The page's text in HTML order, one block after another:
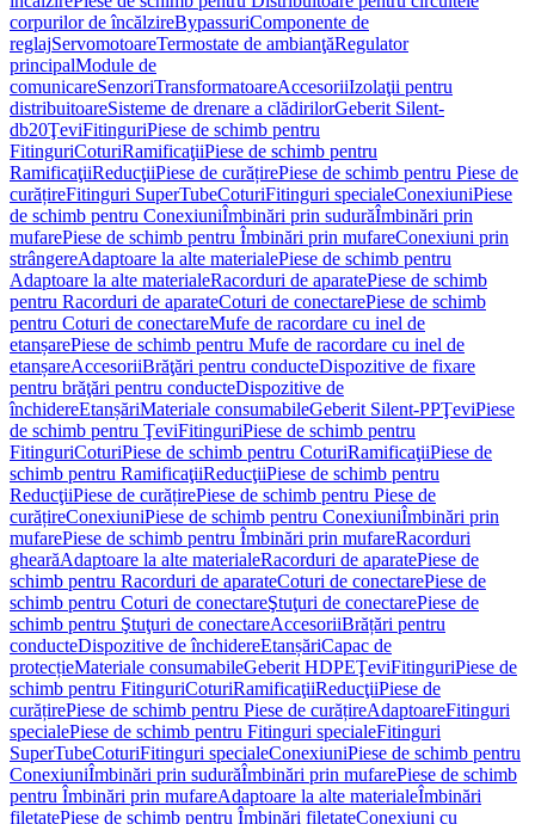
corpurilor de încălzireBypassuriComponente de
reglajServomotoareTermostate de ambianţăRegulator
principalModule de
comunicareSenzoriTransformatoareAccesoriiIzolaţii pentru
distribuitoareSisteme de drenare a clădirilorGeberit Silent-
db20ŢeviFitinguriPiese de schimb pentru
FitinguriCoturiRamificaţiiPiese de schimb pentru
RamificaţiiReducţiiPiese de curățirePiese de schimb pentru Piese de
curățireFitinguri SuperTubeCoturiFitinguri specialeConexiuniPiese
de schimb pentru ConexiuniÎmbinări prin sudurăÎmbinări prin
mufarePiese de schimb pentru Îmbinări prin mufareConexiuni prin
strângereAdaptoare la alte materialePiese de schimb pentru
Adaptoare la alte materialeRacorduri de aparatePiese de schimb
pentru Racorduri de aparateCoturi de conectarePiese de schimb
pentru Coturi de conectareMufe de racordare cu inel de
etanșarePiese de schimb pentru Mufe de racordare cu inel de
etanșareAccesoriiBrăţări pentru conducteDispozitive de fixare
pentru brăţări pentru conducteDispozitive de
închidereEtanșăriMateriale consumabileGeberit Silent-PPŢeviPiese
de schimb pentru ŢeviFitinguriPiese de schimb pentru
FitinguriCoturiPiese de schimb pentru CoturiRamificaţiiPiese de
schimb pentru RamificaţiiReducţiiPiese de schimb pentru
ReducţiiPiese de curățirePiese de schimb pentru Piese de
curățireConexiuniPiese de schimb pentru ConexiuniÎmbinări prin
mufarePiese de schimb pentru Îmbinări prin mufareRacorduri
ghearăAdaptoare la alte materialeRacorduri de aparatePiese de
schimb pentru Racorduri de aparateCoturi de conectarePiese de
schimb pentru Coturi de conectareŞtuţuri de conectarePiese de
schimb pentru Ştuţuri de conectareAccesoriiBrățări pentru
conducteDispozitive de închidereEtanșăriCapac de
protecțieMateriale consumabileGeberit HDPEŢeviFitinguriPiese de
schimb pentru FitinguriCoturiRamificaţiiReducţiiPiese de
curățirePiese de schimb pentru Piese de curățireAdaptoareFitinguri
specialePiese de schimb pentru Fitinguri specialeFitinguri
SuperTubeCoturiFitinguri specialeConexiuniPiese de schimb pentru
ConexiuniÎmbinări prin sudurăÎmbinări prin mufarePiese de schimb
pentru Îmbinări prin mufareAdaptoare la alte materialeÎmbinări
filetatePiese de schimb pentru Îmbinări filetateConexiuni cu